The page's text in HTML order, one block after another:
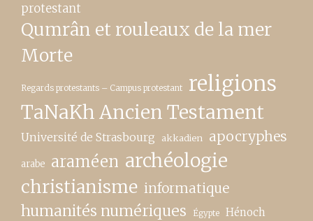
protestant
Qumrân et rouleaux de la mer
Morte
Regards protestants – Campus protestant religions
TaNaKh Ancien Testament
Université de Strasbourg akkadien apocryphes
arabe araméen archéologie
christianisme informatique
humanités numériques Égypte Hénoch